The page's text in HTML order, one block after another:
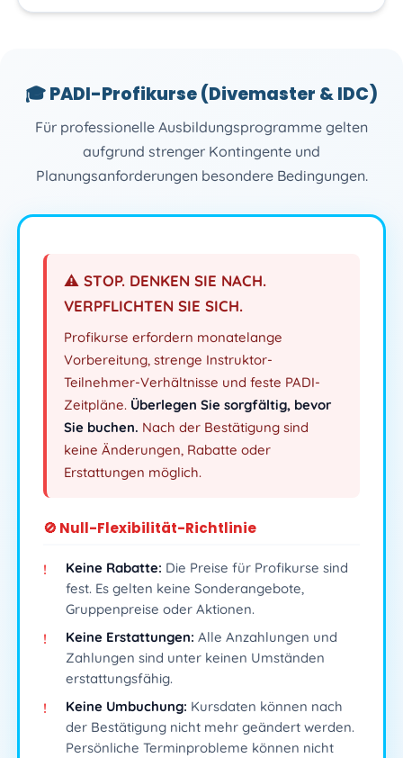
🎓 PADI-Profikurse (Divemaster & IDC)
Für professionelle Ausbildungsprogramme gelten
aufgrund strenger Kontingente und
Planungsanforderungen besondere Bedingungen.
⚠️ STOP. DENKEN SIE NACH.
VERPFLICHTEN SIE SICH.
Profikurse erfordern monatelange
Vorbereitung, strenge Instruktor-
Teilnehmer-Verhältnisse und feste PADI-
Zeitpläne. Überlegen Sie sorgfältig, bevor
Sie buchen. Nach der Bestätigung sind
keine Änderungen, Rabatte oder
Erstattungen möglich.
🚫 Null-Flexibilität-Richtlinie
Keine Rabatte: Die Preise für Profikurse sind
fest. Es gelten keine Sonderangebote,
Gruppenpreise oder Aktionen.
Keine Erstattungen: Alle Anzahlungen und
Zahlungen sind unter keinen Umständen
erstattungsfähig.
Keine Umbuchung: Kursdaten können nach
der Bestätigung nicht mehr geändert werden.
Persönliche Terminprobleme können nicht